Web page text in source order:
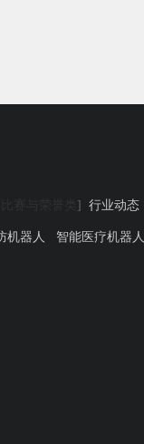
] 行业动态
机器人 智能医疗机器人